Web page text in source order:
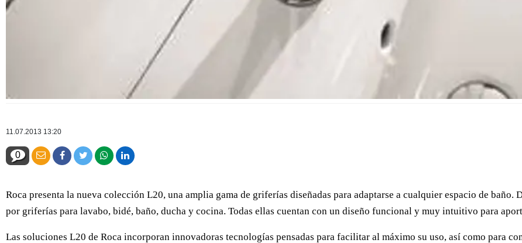
11.07.2013 13:20
0
Roca presenta la nueva colección L20, una amplia gama de griferías diseñadas para adaptarse a cualquier espacio de
por griferías para lavabo, bidé, baño, ducha y cocina. Todas ellas cuentan con un diseño funcional y muy intuitivo para
Las soluciones L20 de Roca incorporan innovadoras tecnologías pensadas para facilitar al máximo su uso, así como para